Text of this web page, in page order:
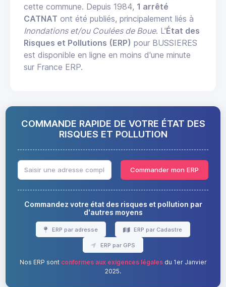
cette commune. Depuis 1984, 1 arrêté
CATNAT ont été publiés, principalement liés à
Inondations et/ou Coulées de Boue. L'État des
Risques et Pollutions (ERP) pour BUSSIERES
est disponible en ligne en moins d'une minute
sur France ERP.
COMMANDE RAPIDE DE VOTRE ÉTAT DES
RISQUES ET POLLUTION
Commander mon ERP
Commandez votre état des risques et pollution par
d'autres moyens
ERP par adresse ERP par Cadastre
ERP par GPS
Nos ERP sont conformes aux exigences légalesdu 1er Janvier
2025.